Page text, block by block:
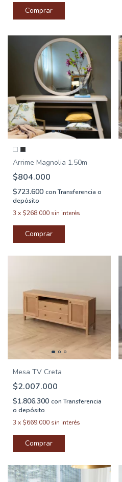
Arrime Magnolia 1.50m
$804.000
$723.600 con Transferencia o
depósito
3 x $268.000 sin interés
Comprar
Mesa TV Creta
$2.007.000
$1.806.300 con Transferencia
o depósito
3 x $669.000 sin interés
Comprar